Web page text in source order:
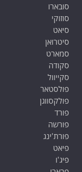
סובארו
סוזוקי
סיאט
סיטרואן
סמארט
סקודה
סקייוול
פולסטאר
פולקסווגן
פורד
פורשה
פורת'ינג
פיאט
פיג'ו